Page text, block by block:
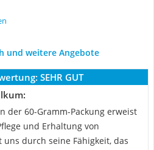
und weitere Angebote
SEHR GUT
der 60-Gramm-Packung erweist
und Erhaltung von
uns durch seine Fähigkeit, das